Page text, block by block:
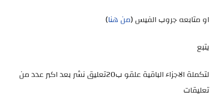
او متابعه جروب الفيس (من هنا)
يتبع
لتكملة الاجزاء الباقية علقو ب20تعليق نشر بعد اكبر عدد من
تعليقات